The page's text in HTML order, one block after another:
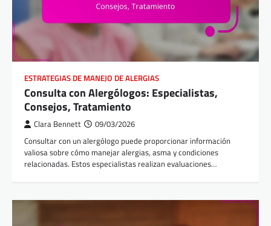
ESTRATEGIAS DE MANEJO DE ALERGIAS
Consulta con Alergólogos: Especialistas,
Consejos, Tratamiento
Clara Bennett 09/03/2026
Consultar con un alergólogo puede proporcionar información
valiosa sobre cómo manejar alergias, asma y condiciones
relacionadas. Estos especialistas realizan evaluaciones…